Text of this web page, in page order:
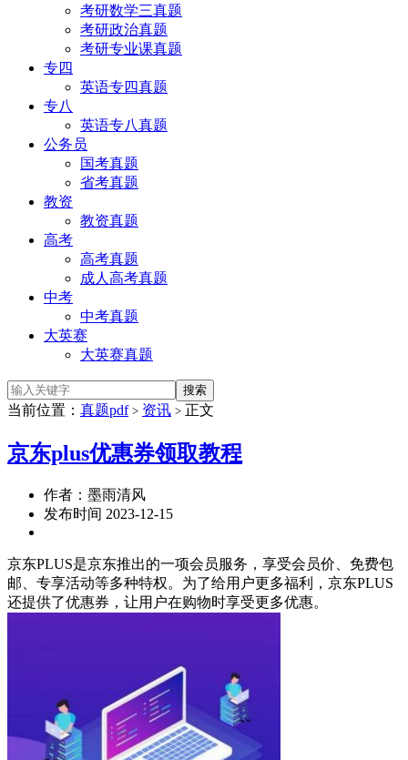
考研数学三真题
考研政治真题
考研专业课真题
专四
英语专四真题
专八
英语专八真题
公务员
国考真题
省考真题
教资
教资真题
高考
高考真题
成人高考真题
中考
中考真题
大英赛
大英赛真题
当前位置： 真题pdf > 资讯 > 正文
京东plus优惠券领取教程
作者：墨雨清风
发布时间 2023-12-15
京东PLUS是京东推出的一项会员服务，享受会员价、免费包
邮、专享活动等多种特权。为了给用户更多福利，京东PLUS
还提供了优惠券，让用户在购物时享受更多优惠。